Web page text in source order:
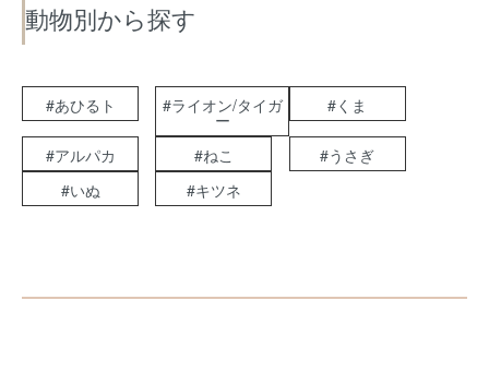
動物別から探す
#あひるト #ライオン/タイガ
ー
#くま
#アルパカ #ねこ
#うさぎ
#いぬ
#キツネ